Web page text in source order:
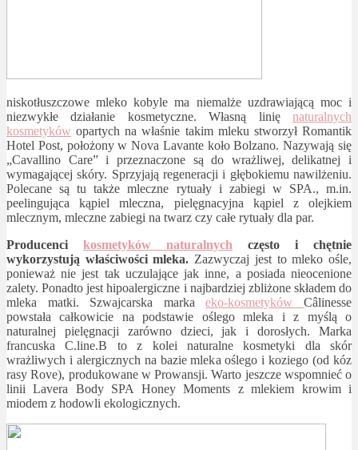
niskotłuszczowe mleko kobyle ma niemalże uzdrawiającą moc i
niezwykłe działanie kosmetyczne. Własną linię naturalnych
kosmetyków opartych na właśnie takim mleku stworzył Romantik
Hotel Post, położony w Nova Lavante koło Bolzano. Nazywają się
„Cavallino Care” i przeznaczone są do wrażliwej, delikatnej i
wymagającej skóry. Sprzyjają regeneracji i głębokiemu nawilżeniu.
Polecane są tu także mleczne rytuały i zabiegi w SPA., m.in.
peelingująca kąpiel mleczna, pielęgnacyjna kąpiel z olejkiem
mlecznym, mleczne zabiegi na twarz czy całe rytuały dla par.
Producenci kosmetyków naturalnych często i chętnie
wykorzystują właściwości mleka. Zazwyczaj jest to mleko ośle,
ponieważ nie jest tak uczulające jak inne, a posiada nieocenione
zalety. Ponadto jest hipoalergiczne i najbardziej zbliżone składem do
mleka matki. Szwajcarska markaeko-kosmetykówCâlinesse
powstała całkowicie na podstawie oślego mleka i z myślą o
naturalnej pielęgnacji zarówno dzieci, jak i dorosłych. Marka
francuska C.line.B to z kolei naturalne kosmetyki dla skór
wrażliwych i alergicznych na bazie mleka oślego i koziego (od kóz
rasy Rove), produkowane w Prowansji. Warto jeszcze wspomnieć o
linii Lavera Body SPA Honey Moments z mlekiem krowim i
miodem z hodowli ekologicznych.